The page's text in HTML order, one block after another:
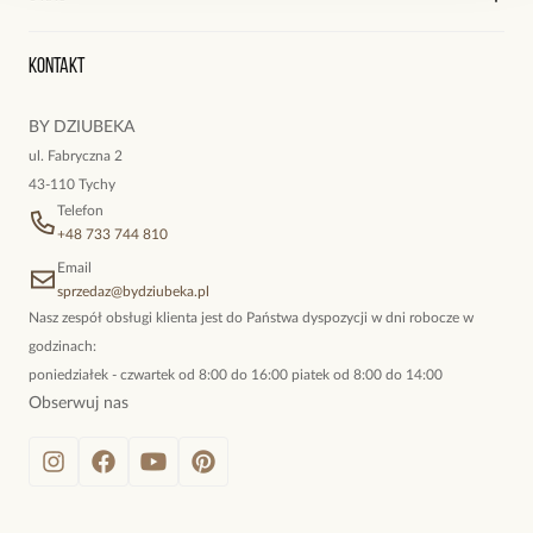
Oryginalne naszyjniki, topowe bransoletki, okazałe kolczyki,
Kontakt
BY DZIUBEKA
ul. Fabryczna 2
43-110 Tychy
Telefon
+48 733 744 810
Email
sprzedaz@bydziubeka.pl
Nasz zespół obsługi klienta jest do Państwa dyspozycji w dni robocze w
godzinach:
poniedziałek - czwartek od 8:00 do 16:00 piatek od 8:00 do 14:00
Obserwuj nas